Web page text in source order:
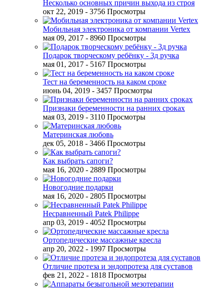
Несколько основных причин выхода из строя
окт 22, 2019 - 3756 Просмотры
Мобильная электроника от компании Vertex
мая 09, 2017 - 8960 Просмотры
Подарок творческому ребёнку - 3д ручка
мая 01, 2017 - 5167 Просмотры
Тест на беременность на каком сроке
июнь 04, 2019 - 3457 Просмотры
Признаки беременности на ранних сроках
мая 03, 2019 - 3110 Просмотры
Материнская любовь
дек 05, 2018 - 3466 Просмотры
Как выбрать сапоги?
мая 16, 2020 - 2889 Просмотры
Новогодние подарки
мая 16, 2020 - 2805 Просмотры
Несравненный Patek Philippe
апр 03, 2019 - 4052 Просмотры
Ортопедические массажные кресла
апр 20, 2022 - 1997 Просмотры
Отличие протеза и эндопротеза для суставов
фев 21, 2022 - 1818 Просмотры